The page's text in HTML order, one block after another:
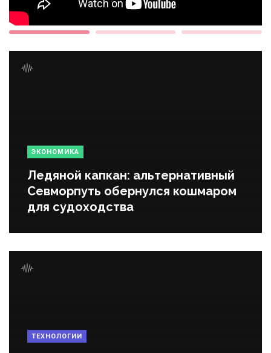
ЭКОНОМИКА
Ледяной капкан: альтернативный
Севморпуть обернулся кошмаром
для судоходства
ТЕХНОЛОГИИ